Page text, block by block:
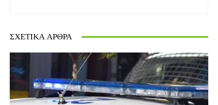
ΣΧΕΤΙΚΆ ΆΡΘΡΑ